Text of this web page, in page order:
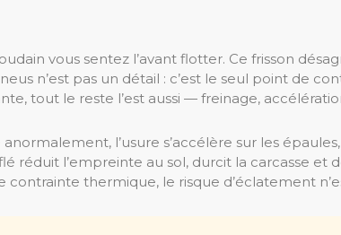
vous sentez l’avant flotter. Ce frisson
n’est pas un détail : c’est le seul point de
tout le reste l’est aussi — freinage,
l’usure s’accélère sur les
réduit l’empreinte au sol, durcit la carcasse et
thermique, le risque d’éclatement